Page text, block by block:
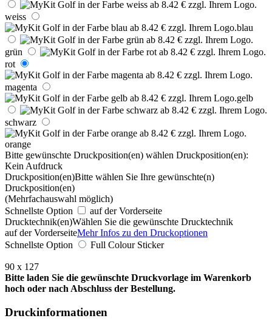
weiss
blau
grün
rot
magenta
gelb
schwarz
orange
Bitte gewünschte Druckposition(en) wählen Druckposition(en):
Kein Aufdruck
Druckposition(en)Bitte wählen Sie Ihre gewünschte(n)
Druckposition(en)
(Mehrfachauswahl möglich)
Schnellste Option
auf der Vorderseite
Drucktechnik(en)Wählen Sie die gewünschte Drucktechnik
auf der VorderseiteMehr Infos zu den Druckoptionen
Schnellste Option
Full Colour Sticker
90 x 127
Bitte laden Sie die gewünschte Druckvorlage im Warenkorb
hoch oder nach Abschluss der Bestellung.
Druckinformationen